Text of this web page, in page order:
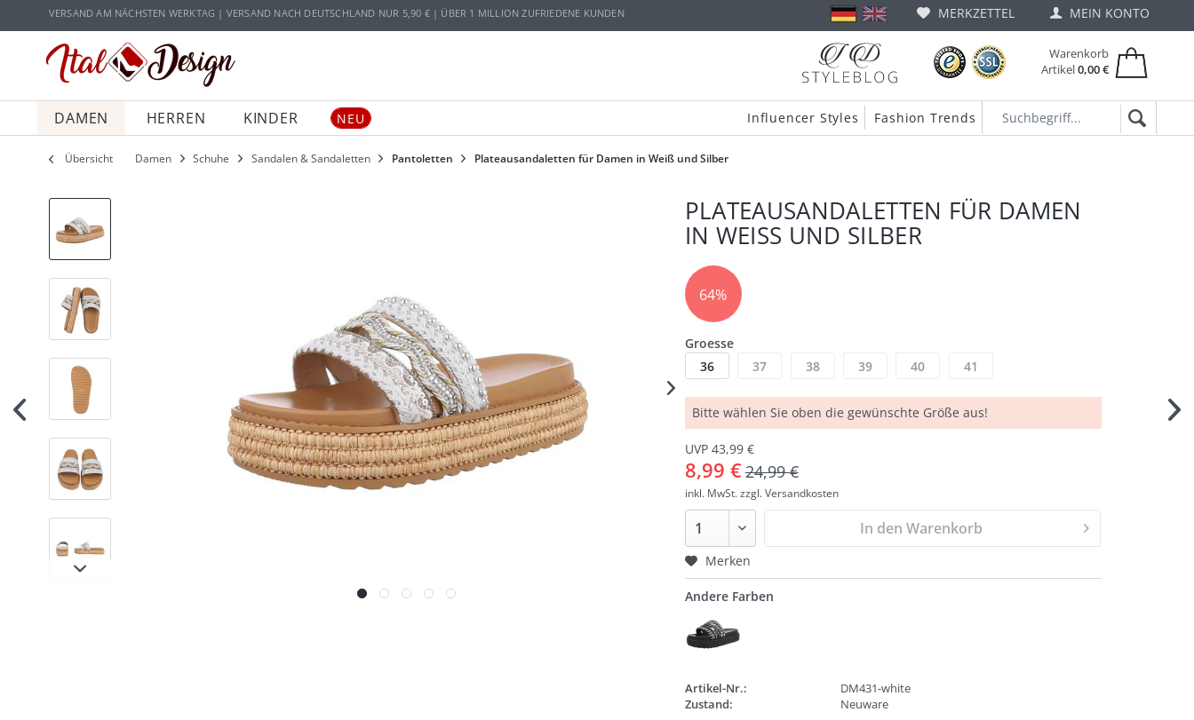
Zur Hauptnavigation springen Zum Hauptinhalt springen
VERSAND AM NÄCHSTEN WERKTAG | VERSAND NACH DEUTSCHLAND NUR 5,90 € | ÜBER 1 MILLION ZUFRIEDENE KUNDEN MERKZETTEL MEIN KONTO
Warenkorb
Artikel0,00 €
DAMEN HERREN KINDER NEU Influencer Styles Fashion Trends
Übersicht Damen Schuhe Sandalen & Sandaletten Pantoletten Plateausandaletten für Damen in Weiß und Silber
PLATEAUSANDALETTEN FÜR DAMEN
IN WEISS UND SILBER
64%
Groesse
36
37 38 39 40 41
Bitte wählen Sie oben die gewünschte Größe aus!
UVP 43,99 €
8,99 €24,99 €
inkl. MwSt. zzgl. Versandkosten
In den Warenkorb
Merken
Andere Farben
Artikel-Nr.:
DM431-white
Zustand:
Neuware